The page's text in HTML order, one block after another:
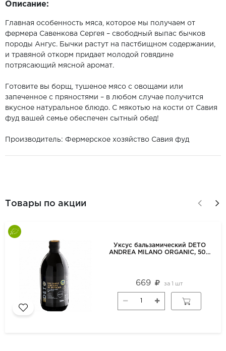
Описание:
Главная особенность мяса, которое мы получаем от
фермера Савенкова Сергея – свободный выпас бычков
породы Ангус. Бычки растут на пастбищном содержании,
и травяной откорм придает молодой говядине
потрясающий мясной аромат.
Готовите вы борщ, тушеное мясо с овощами или
запеченное с пряностями – в любом случае получится
вкусное натуральное блюдо. С мякотью на кости от Савия
фуд вашей семье обеспечен сытный обед!
Производитель: Фермерское хозяйство Савия фуд
Товары по акции
Уксус бальзамический DETO
ANDREA MILANO ORGANIC, 500
669 за 1 шт